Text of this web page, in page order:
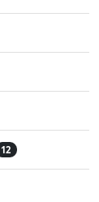
12